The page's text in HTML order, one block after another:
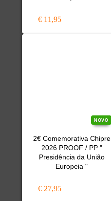
€ 11,95
NOVO
2€ Comemorativa Chipre
2026 PROOF / PP "
Presidência da União
Europeia "
€ 27,95